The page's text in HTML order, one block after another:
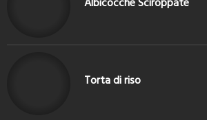
Torta di riso